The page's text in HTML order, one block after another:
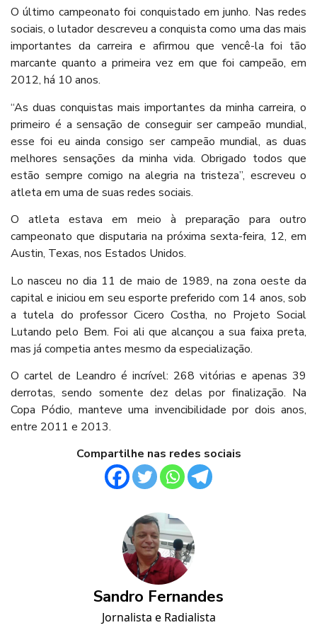
O último campeonato foi conquistado em junho. Nas redes
sociais, o lutador descreveu a conquista como uma das mais
importantes da carreira e afirmou que vencê-la foi tão
marcante quanto a primeira vez em que foi campeão, em
2012, há 10 anos.
“As duas conquistas mais importantes da minha carreira, o
primeiro é a sensação de conseguir ser campeão mundial,
esse foi eu ainda consigo ser campeão mundial, as duas
melhores sensações da minha vida. Obrigado todos que
estão sempre comigo na alegria na tristeza”, escreveu o
atleta em uma de suas redes sociais.
O atleta estava em meio à preparação para outro
campeonato que disputaria na próxima sexta-feira, 12, em
Austin, Texas, nos Estados Unidos.
Lo nasceu no dia 11 de maio de 1989, na zona oeste da
capital e iniciou em seu esporte preferido com 14 anos, sob
a tutela do professor Cicero Costha, no Projeto Social
Lutando pelo Bem. Foi ali que alcançou a sua faixa preta,
mas já competia antes mesmo da especialização.
O cartel de Leandro é incrível: 268 vitórias e apenas 39
derrotas, sendo somente dez delas por finalização. Na
Copa Pódio, manteve uma invencibilidade por dois anos,
entre 2011 e 2013.
Compartilhe nas redes sociais
Sandro Fernandes
Jornalista e Radialista